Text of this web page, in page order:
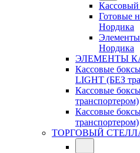
Готовые
Нордика
Элементы
Нордика
ЭЛЕМЕНТЫ
Кассовые
LIGHT (БЕЗ
Кассовые
транспортером)
Кассовые
транспортером)
ТОРГОВЫЙ